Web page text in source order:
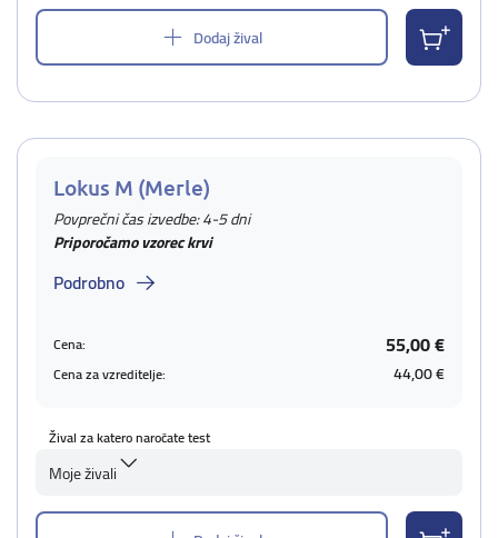
Dodaj žival
Lokus M (Merle)
Povprečni čas izvedbe: 4-5 dni
Priporočamo vzorec krvi
Podrobno
Cena: 55,00 €
Cena za vzreditelje: 44,00 €
Žival za katero naročate test
Moje živali